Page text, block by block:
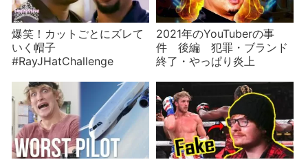
爆笑！カットごとにズレて
いく帽子
#RayJHatChallenge
2021年のYouTuberの事
件 後編 犯罪・ブランド
終了・やっぱり炎上